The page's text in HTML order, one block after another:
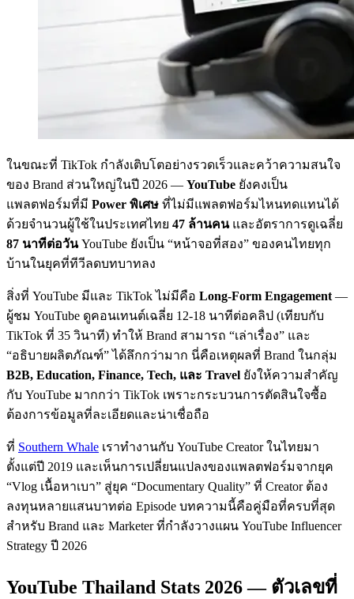
ในขณะที่ TikTok กำลังเติบโตอย่างรวดเร็วและคว้าความสนใจ
ของ Brand ส่วนใหญ่ในปี 2026 — YouTube ยังคงเป็น
แพลตฟอร์มที่มี Power พิเศษ ที่ไม่มีแพลตฟอร์มไหนทดแทนได้
ด้วยจำนวนผู้ใช้ในประเทศไทย 47 ล้านคนและอัตราการดูเฉลี่ย
87 นาทีต่อวันYouTube ยังเป็น “หน้าจอที่สอง” ของคนไทยทุก
บ้านในยุคที่ทีวีลดบทบาทลง
สิ่งที่ YouTube มีและ TikTok ไม่มีคือ Long-Form Engagement—
ผู้ชม YouTube ดูคอนเทนต์เฉลี่ย 12-18 นาทีต่อคลิป (เทียบกับ
TikTok ที่ 35 วินาที) ทำให้ Brand สามารถ “เล่าเรื่อง” และ
“อธิบายผลิตภัณฑ์” ได้ลึกกว่ามาก นี่คือเหตุผลที่ Brand ในกลุ่ม
B2B, Education, Finance, Tech, และ Travel ยังให้ความสำคัญ
กับ YouTube มากกว่า TikTok เพราะกระบวนการตัดสินใจซื้อ
ต้องการข้อมูลที่ละเอียดและน่าเชื่อถือ
ที่ Southern Whale เราทำงานกับ YouTube Creator ในไทยมา
ตั้งแต่ปี 2019 และเห็นการเปลี่ยนแปลงของแพลตฟอร์มจากยุค
“Vlog เนื้อหาเบา” สู่ยุค “Documentary Quality” ที่ Creator ต้อง
ลงทุนหลายแสนบาทต่อ Episode บทความนี้คือคู่มือที่ครบที่สุด
สำหรับ Brand และ Marketer ที่กำลังวางแผน YouTube Influencer
Strategy ปี 2026
YouTube Thailand Stats 2026 — ตัวเลขที่